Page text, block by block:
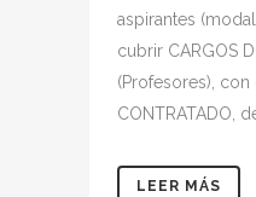
aspirantes
cubrir CARGOS
(Profesores),
CONTRATADO,
LEER MÁS